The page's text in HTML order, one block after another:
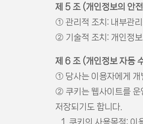
제 5 조 (개인정보의 안
① 관리적 조치: 내부관리
② 기술적 조치: 개인정보
제 6 조 (개인정보 자동
① 당사는 이용자에게 개
② 쿠키는 웹사이트를 운
저장되기도 합니다.
1. 쿠키의 사용목적: 이